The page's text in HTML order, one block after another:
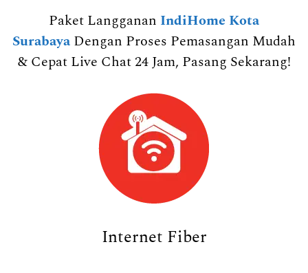
Paket Langganan IndiHome Kota
Surabaya Dengan Proses Pemasangan Mudah
& Cepat Live Chat 24 Jam, Pasang Sekarang!
Internet Fiber